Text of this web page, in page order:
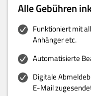
Alle Gebühren
Funktioniert mit
Anhänger etc.
Automatisierte
Digitale
E-Mail